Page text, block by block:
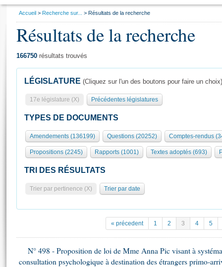
Présidence
577 députés
Groupes politiques
Séance publique
Commissions et autres organes
Europe et International
Pétitions
Projets de loi
Propositions de loi
Général
Rôle et pouvoirs de l'Assemblée
Organisation de l'Assemblée
Présidence Conférence des Présidents Bureau Collège des
Statistiques et chiffres clés
Documents de référence
( Constitution | Règlement de l'Assemblée ... )
Visiter l'Assemblée
Visite virtuelle du palais Bourbon
Assister à une séance
Contacts et plan d'accès
Vous
Accueil Recherche sur... Résultats de la recherche
Résultats de la recherche
166750 résultats trouvés
LÉGISLATURE (Cliquez sur l'un des boutons pour faire un choix)
17e législature (X) Précédentes législatures
TYPES DE DOCUMENTS
Amendements (136199) Questions (20252) Comptes-rendus
Propositions (2245) Rapports (1001) Textes adoptés (693)
TRI DES RÉSULTATS
Trier par pertinence (X) Trier par date
« précedent 1 2 3 4 5
N° 498 - Proposition de loi de Mme Anna Pic visant à
consultation psychologique à destination des étrangers primo-